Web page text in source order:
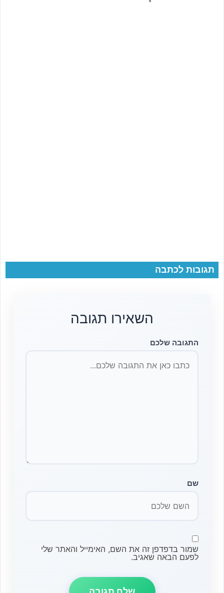
תגובות לכתבה
השאירו תגובה
התגובה שלכם
שם
שמור בדפדפן זה את השם, האימייל והאתר שלי
לפעם הבאה שאגיב.